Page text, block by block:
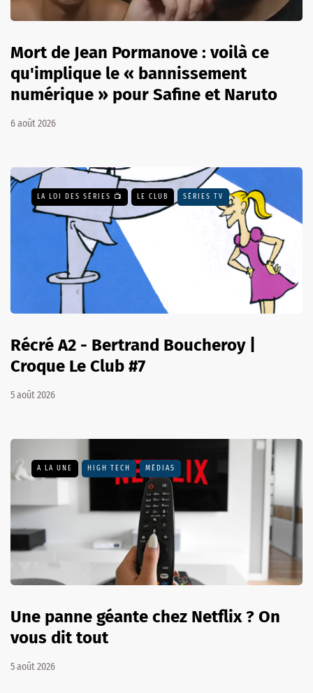
Mort de Jean Pormanove : voilà ce
qu'implique le « bannissement
numérique » pour Safine et Naruto
6 août 2026
LA LOI DES SÉRIES 📺 LE CLUB SÉRIES TV
Récré A2 - Bertrand Boucheroy |
Croque Le Club #7
5 août 2026
A LA UNE HIGH TECH MÉDIAS
Une panne géante chez Netflix ? On
vous dit tout
5 août 2026